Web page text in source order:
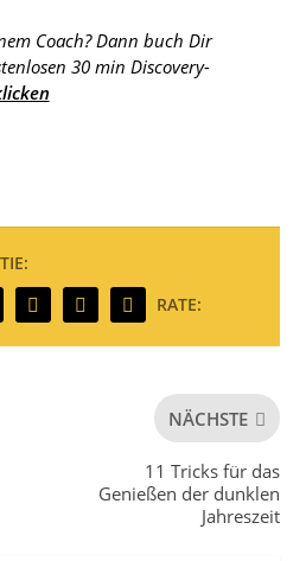
Coach? Dann buch Dir
30 min Discovery-
RATE:
NÄCHSTE
11 Tricks für das
Genießen der dunklen
Jahreszeit